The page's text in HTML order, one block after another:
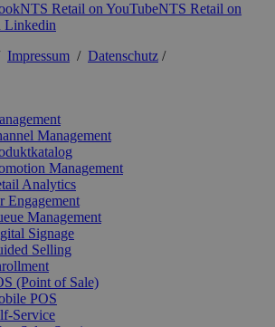
NTS Retail on YouTubeNTS Retail on
Linkedin
Impressum / Datenschutz /
Management
Management
Analytics
Engagement
Management
Signage
Selling
(Point of Sale)
POS
Service